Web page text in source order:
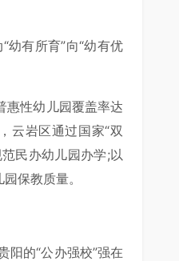
幼有所育”向“幼有优
惠性幼儿园覆盖率达
云岩区通过国家“双
民办幼儿园办学;以
保教质量。
阳的“公办强校”强在